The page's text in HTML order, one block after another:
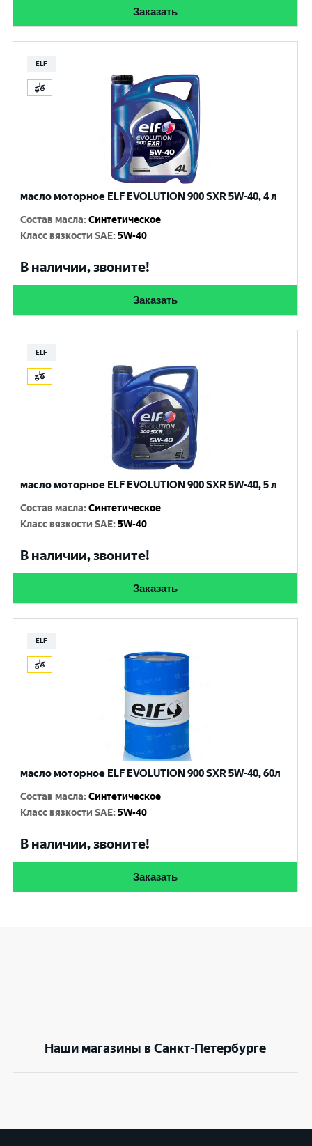
Заказать
ELF
масло моторное ELF EVOLUTION 900 SXR 5W-40, 4 л
Состав масла:Синтетическое
Класс вязкости SAE:5W-40
В наличии, звоните!
Заказать
ELF
масло моторное ELF EVOLUTION 900 SXR 5W-40, 5 л
Состав масла:Синтетическое
Класс вязкости SAE:5W-40
В наличии, звоните!
Заказать
ELF
масло моторное ELF EVOLUTION 900 SXR 5W-40, 60л
Состав масла:Синтетическое
Класс вязкости SAE:5W-40
В наличии, звоните!
Заказать
Наши магазины в Санкт-Петербурге